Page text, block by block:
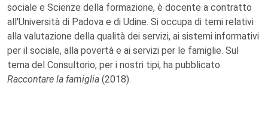
sociale e Scienze della formazione, è docente a contratto
all'Università di Padova e di Udine. Si occupa di temi relativi
alla valutazione della qualità dei servizi, ai sistemi informativi
per il sociale, alla povertà e ai servizi per le famiglie. Sul
tema del Consultorio, per i nostri tipi, ha pubblicato
Raccontare la famiglia (2018).